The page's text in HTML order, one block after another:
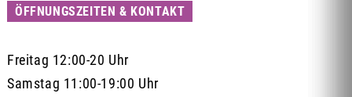
ÖFFNUNGSZEITEN & KONTAKT
Freitag 12:00-20 Uhr
Samstag 11:00-19:00 Uhr